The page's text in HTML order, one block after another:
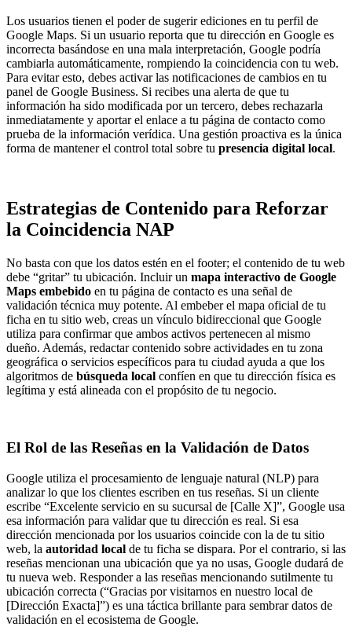
Los usuarios tienen el poder de sugerir ediciones en tu perfil de
Google Maps. Si un usuario reporta que tu dirección en Google es
incorrecta basándose en una mala interpretación, Google podría
cambiarla automáticamente, rompiendo la coincidencia con tu web.
Para evitar esto, debes activar las notificaciones de cambios en tu
panel de Google Business. Si recibes una alerta de que tu
información ha sido modificada por un tercero, debes rechazarla
inmediatamente y aportar el enlace a tu página de contacto como
prueba de la información verídica. Una gestión proactiva es la única
forma de mantener el control total sobre tu presencia digital local.
Estrategias de Contenido para Reforzar
la Coincidencia NAP
No basta con que los datos estén en el footer; el contenido de tu web
debe “gritar” tu ubicación. Incluir un mapa interactivo de Google
Maps embebido en tu página de contacto es una señal de
validación técnica muy potente. Al embeber el mapa oficial de tu
ficha en tu sitio web, creas un vínculo bidireccional que Google
utiliza para confirmar que ambos activos pertenecen al mismo
dueño. Además, redactar contenido sobre actividades en tu zona
geográfica o servicios específicos para tu ciudad ayuda a que los
algoritmos de búsqueda local confíen en que tu dirección física es
legítima y está alineada con el propósito de tu negocio.
El Rol de las Reseñas en la Validación de Datos
Google utiliza el procesamiento de lenguaje natural (NLP) para
analizar lo que los clientes escriben en tus reseñas. Si un cliente
escribe “Excelente servicio en su sucursal de [Calle X]”, Google usa
esa información para validar que tu dirección es real. Si esa
dirección mencionada por los usuarios coincide con la de tu sitio
web, la autoridad local de tu ficha se dispara. Por el contrario, si las
reseñas mencionan una ubicación que ya no usas, Google dudará de
tu nueva web. Responder a las reseñas mencionando sutilmente tu
ubicación correcta (“Gracias por visitarnos en nuestro local de
[Dirección Exacta]”) es una táctica brillante para sembrar datos de
validación en el ecosistema de Google.